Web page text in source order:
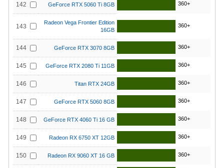
142 GeForce RTX 5060 Ti 8GB 360+
143
Radeon Vega Frontier Edition
16GB
360+
144 GeForce RTX 3070 8GB 360+
145 GeForce RTX 2080 Ti 11GB 360+
146 Titan RTX 24GB 360+
147 GeForce RTX 5060 8GB 360+
148 GeForce RTX 4060 Ti 16 GB 360+
149 Radeon RX 6750 XT 12GB 360+
150 Radeon RX 9060 XT 16 GB 360+